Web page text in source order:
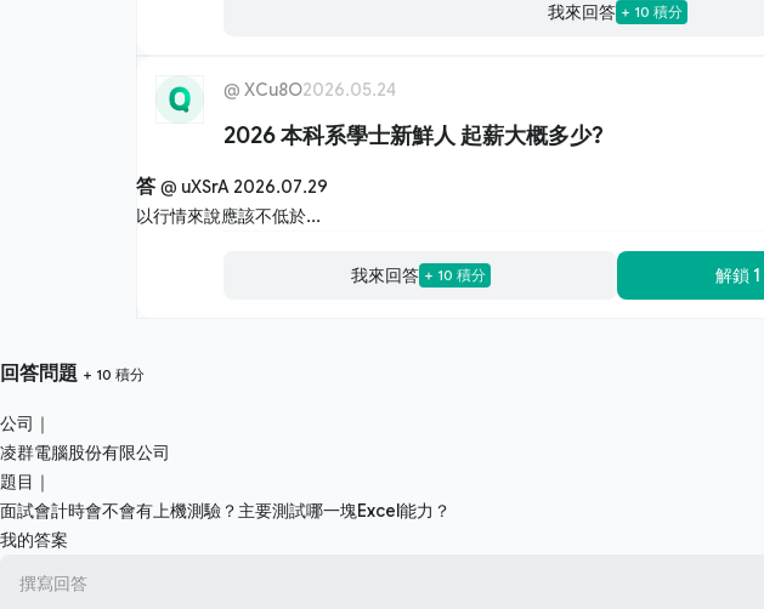
我來回答 + 10 積分
@ XCu8O2026.05.24
2026 本科系學士新鮮人 起薪大概多少?
答 @ uXSrA 2026.07.29
以行情來說應該不低於...
我來回答 + 10 積分 解鎖
回答問題 + 10 積分
公司｜
凌群電腦股份有限公司
題目｜
面試會計時會不會有上機測驗？主要測試哪一塊Excel能力？
我的答案